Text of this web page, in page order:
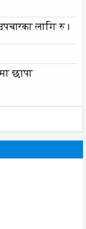
लागि रु।
छापा